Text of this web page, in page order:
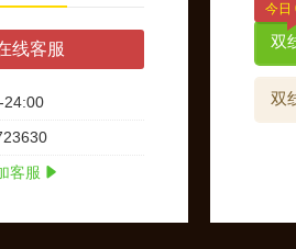
双
今日
双
线客服
24:00
客服